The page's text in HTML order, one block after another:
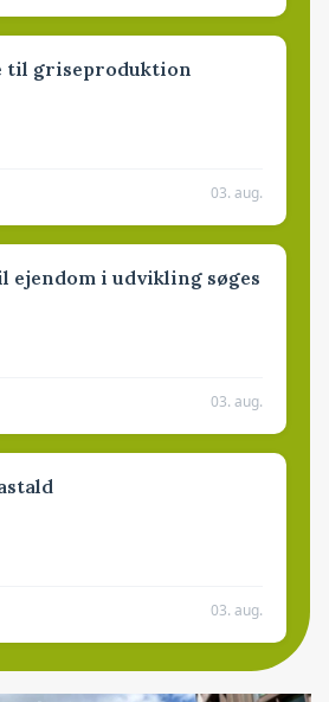
til griseproduktion
03. aug.
ejendom i udvikling søges
03. aug.
03. aug.